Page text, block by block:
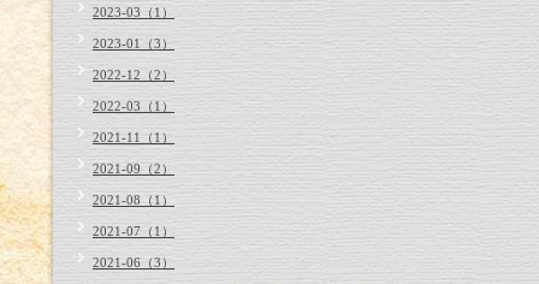
2023-03（1）
2023-01（3）
2022-12（2）
2022-03（1）
2021-11（1）
2021-09（2）
2021-08（1）
2021-07（1）
2021-06（3）